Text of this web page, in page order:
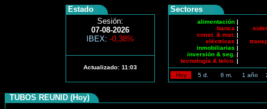
Estado
Sesión:
07-08-2026
IBEX: -0,38%
Actualizado: 11:03
Sectores
alimentación |
banca |
const. & mat. |
eléctricas |
inmobiliarias |
inversión & seg. |
tecnología & telco. |
Hoy 5 d. 6 m. 1 año
TUBOS REUNID (Hoy)